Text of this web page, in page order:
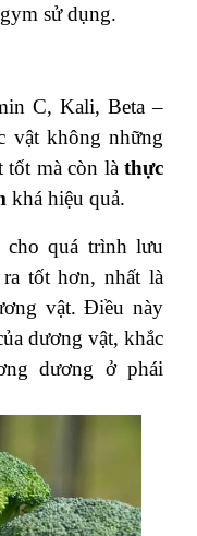
sử dụng.
C, Kali, Beta –
vật không những
tốt mà còn là thực
khá hiệu quả.
quá trình lưu
tốt hơn, nhất là
vật. Điều này
dương vật, khắc
dương ở phái